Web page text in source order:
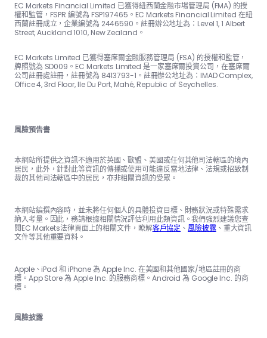
EC Markets Financial Limited 已獲得紐西蘭金融市場管理局 (FMA) 的授
權和監管，FSPR 編號為 FSP197465。EC Markets Financial Limited 在紐
西蘭註冊成立，企業編號為 2446590。註冊辦公地址為：Level 1, 1 Albert
Street, Auckland 1010, New Zealand。
EC Markets Limited 已獲得塞席爾金融服務管理局 (FSA) 的授權和監管，
牌照號為 SD009。EC Markets Limited 是一家塞席爾投資公司，在塞席爾
公司註冊處註冊，註冊號為 8413793-1。註冊辦公地址為：IMAD Complex,
Office 4, 3rd Floor, Ile Du Port, Mahé, Republic of Seychelles.
風險預告書
本網站所提供之資訊不適用於英國、歐盟、美國或任何其他司法轄區的境內
居民，此外，針對此等資訊的傳播或使用可能違反當地法律、法規或招致制
裁的其他司法轄區中的居民，亦非相關資訊的受眾。
本網站編撰內容時，並未將任何個人的具體投資目標、財務狀況或特殊需求
納入考量。因此，務請根據相關情況評估利用此類資訊。我們強烈建議您查
閱EC Markets法律頁面上的相關文件，瞭解客戶協定 、風險披露、重大資訊
文件等其他重要資料。
Apple、iPad 和 iPhone 為 Apple Inc. 在美國和其他國家/地區註冊的商
標。App Store 為 Apple Inc. 的服務商標。Android 為 Google Inc. 的商
標。
風險披露